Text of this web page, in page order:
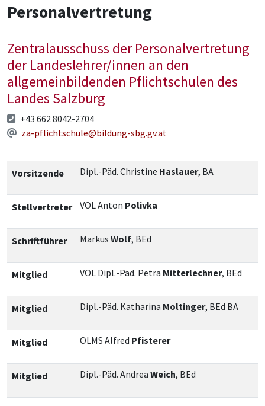
Personalvertretung
Zentralausschuss der Personalvertretung
der Landeslehrer/innen an den
allgemeinbildenden Pflichtschulen des
Landes Salzburg
+43 662 8042-2704
za-pflichtschule@bildung-sbg.gv.at
Vorsitzende Dipl.-Päd. Christine Haslauer, BA
Stellvertreter VOL Anton Polivka
Schriftführer Markus Wolf, BEd
Mitglied VOL Dipl.-Päd. Petra Mitterlechner, BEd
Mitglied Dipl.-Päd. Katharina Moltinger, BEd BA
Mitglied OLMS Alfred Pfisterer
Mitglied Dipl.-Päd. Andrea Weich, BEd